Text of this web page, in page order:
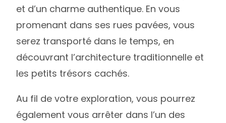
et d’un charme authentique. En vous
promenant dans ses rues pavées, vous
serez transporté dans le temps, en
découvrant l’architecture traditionnelle et
les petits trésors cachés.
Au fil de votre exploration, vous pourrez
également vous arrêter dans l’un des